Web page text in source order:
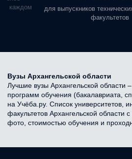
в каждом
для выпускников
факультетов
Вузы Архангельской области
Лучшие вузы Архангельской области
программ обучения (бакалавриата,
на Учёба.ру. Список университетов,
факультетов Архангельской области
фото, стоимостью обучения и